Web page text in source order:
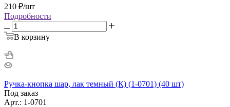
210 ₽/шт
Подробности
В корзину
Ручка-кнопка шар, лак темный (К) (1-0701) (40 шт)
Под заказ
Арт.: 1-0701